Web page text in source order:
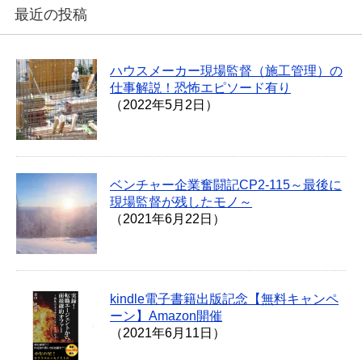
最近の投稿
ハウスメーカー現場監督（施工管理）の
仕事解説！恐怖エピソード有り
（2022年5月2日）
ベンチャー企業奮闘記CP2-115～最後に
現場監督が残したモノ～
（2021年6月22日）
kindle電子書籍出版記念【無料キャンペ
ーン】Amazon開催
（2021年6月11日）